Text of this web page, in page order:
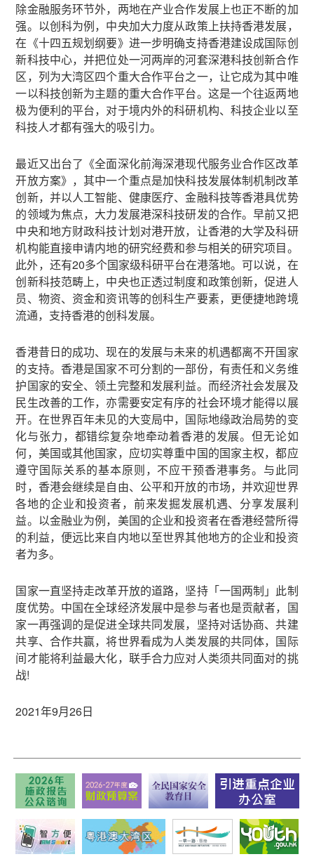
除金融服务环节外，两地在产业合作发展上也正不断的加
强。以创科为例，中央加大力度从政策上扶持香港发展，
在《十四五规划纲要》进一步明确支持香港建设成国际创
新科技中心，并把位处一河两岸的河套深港科技创新合作
区，列为大湾区四个重大合作平台之一，让它成为其中唯
一以科技创新为主题的重大合作平台。这是一个往返两地
极为便利的平台，对于境内外的科研机构、科技企业以至
科技人才都有强大的吸引力。
最近又出台了《全面深化前海深港现代服务业合作区改革
开放方案》，其中一个重点是加快科技发展体制机制改革
创新，并以人工智能、健康医疗、金融科技等香港具优势
的领域为焦点，大力发展港深科技研发的合作。早前又把
中央和地方财政科技计划对港开放，让香港的大学及科研
机构能直接申请内地的研究经费和参与相关的研究项目。
此外，还有20多个国家级科研平台在港落地。可以说，在
创新科技范畴上，中央也正透过制度和政策创新，促进人
员、物资、资金和资讯等的创科生产要素，更便捷地跨境
流通，支持香港的创科发展。
香港昔日的成功、现在的发展与未来的机遇都离不开国家
的支持。香港是国家不可分割的一部份，有责任和义务维
护国家的安全、领土完整和发展利益。而经济社会发展及
民生改善的工作，亦需要安定有序的社会环境才能得以展
开。在世界百年未见的大变局中，国际地缘政治局势的变
化与张力，都错综复杂地牵动着香港的发展。但无论如
何，美国或其他国家，应切实尊重中国的国家主权，都应
遵守国际关系的基本原则，不应干预香港事务。与此同
时，香港会继续是自由、公平和开放的市场，并欢迎世界
各地的企业和投资者，前来发掘发展机遇、分享发展利
益。以金融业为例，美国的企业和投资者在香港经营所得
的利益，便远比来自内地以至世界其他地方的企业和投资
者为多。
国家一直坚持走改革开放的道路，坚持「一国两制」此制
度优势。中国在全球经济发展中是参与者也是贡献者，国
家一再强调的是促进全球共同发展，坚持对话协商、共建
共享、合作共赢，将世界看成为人类发展的共同体，国际
间才能将利益最大化，联手合力应对人类须共同面对的挑
战!
2021年9月26日